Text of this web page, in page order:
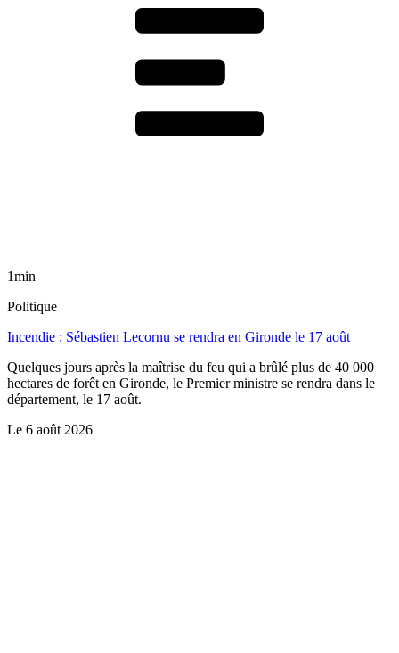
1min
Politique
Incendie : Sébastien Lecornu se rendra en Gironde le 17 août
Quelques jours après la maîtrise du feu qui a brûlé plus de 40 000
hectares de forêt en Gironde, le Premier ministre se rendra dans le
département, le 17 août.
Le 6 août 2026